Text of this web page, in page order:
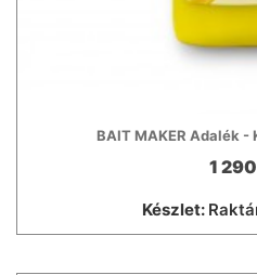
BAIT MAKER Adalék
1
Készlet: